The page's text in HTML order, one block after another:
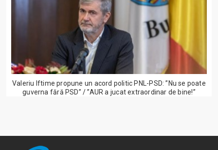
Valeriu Iftime propune un acord politic PNL-PSD: ”Nu se poate
guverna fără PSD” / ”AUR a jucat extraordinar de bine!”